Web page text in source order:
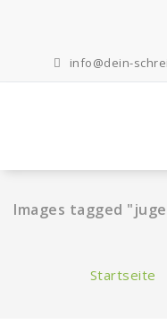
info@dein-
Images tagged
Startseite